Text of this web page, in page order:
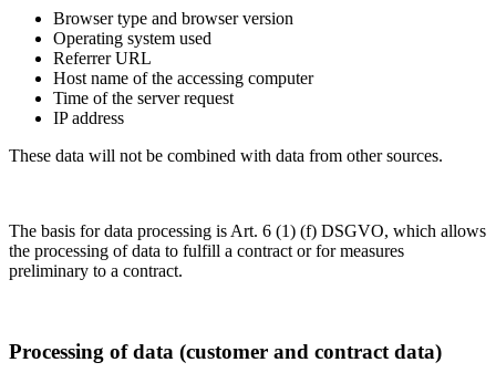
Browser type and browser version
Operating system used
Referrer URL
Host name of the accessing computer
Time of the server request
IP address
These data will not be combined with data from other sources.
The basis for data processing is Art. 6 (1) (f) DSGVO, which allows
the processing of data to fulfill a contract or for measures
preliminary to a contract.
Processing of data (customer and contract data)